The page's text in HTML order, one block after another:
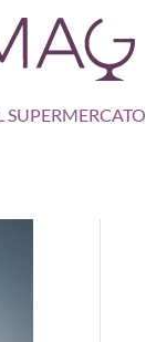
SUPERMERCATO